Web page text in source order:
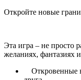
Откройте новые
Эта игра – не просто
желаниях, фантазиях
Откровенные